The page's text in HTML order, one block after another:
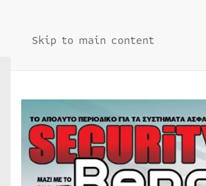
Skip to main content